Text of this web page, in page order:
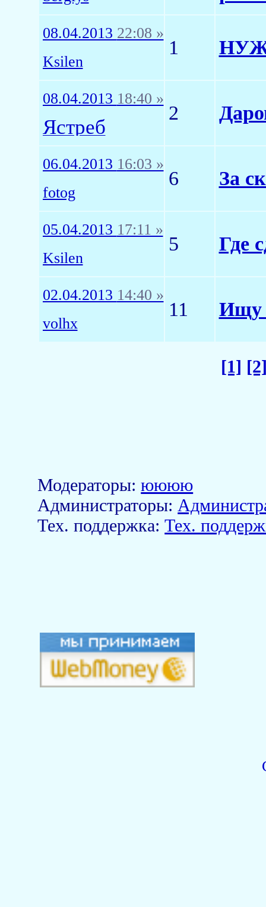
08.04.2013 22:08 »
Ksilen
1
08.04.2013 18:40 »
Ястреб
2
06.04.2013 16:03 »
fotog
6 За
05.04.2013 17:11 »
Ksilen
5 Где
02.04.2013 14:40 »
volhx
11 Ищу
[1]
Модераторы:юююю
Aдминистраторы:
Тех. поддержка:Тех.